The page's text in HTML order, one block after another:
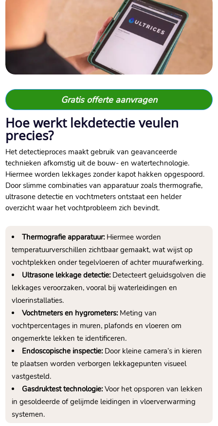
Gratis offerte aanvragen
Hoe werkt lekdetectie veulen
precies?
Het detectieproces maakt gebruik van geavanceerde
technieken afkomstig uit de bouw- en watertechnologie.
Hiermee worden lekkages zonder kapot hakken opgespoord.
Door slimme combinaties van apparatuur zoals thermografie,
ultrasone detectie en vochtmeters ontstaat een helder
overzicht waar het vochtprobleem zich bevindt.
Thermografie apparatuur:Hiermee worden
temperatuurverschillen zichtbaar gemaakt, wat wijst op
vochtplekken onder tegelvloeren of achter muurafwerking.
Ultrasone lekkage detectie:Detecteert geluidsgolven die
lekkages veroorzaken, vooral bij waterleidingen en
vloerinstallaties.
Vochtmeters en hygrometers:Meting van
vochtpercentages in muren, plafonds en vloeren om
ongemerkte lekken te identificeren.
Endoscopische inspectie:Door kleine camera’s in kieren
te plaatsen worden verborgen lekkagepunten visueel
vastgesteld.
Gasdruktest technologie:Voor het opsporen van lekken
in gesoldeerde of gelijmde leidingen in vloerverwarming
systemen.